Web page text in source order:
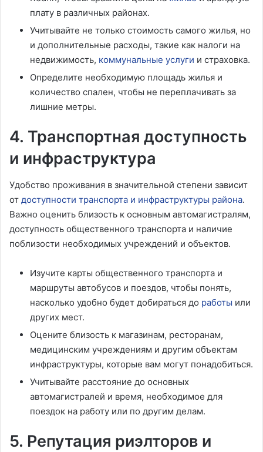
плату в различных районах.
Учитывайте не только стоимость самого жилья, но
и дополнительные расходы, такие как налоги на
недвижимость, коммунальные услуги и страховка.
Определите необходимую площадь жилья и
количество спален, чтобы не переплачивать за
лишние метры.
4. Транспортная доступность
и инфраструктура
Удобство проживания в значительной степени зависит
от доступности транспорта и инфраструктуры района.
Важно оценить близость к основным автомагистралям,
доступность общественного транспорта и наличие
поблизости необходимых учреждений и объектов.
Изучите карты общественного транспорта и
маршруты автобусов и поездов, чтобы понять,
насколько удобно будет добираться до работы или
других мест.
Оцените близость к магазинам, ресторанам,
медицинским учреждениям и другим объектам
инфраструктуры, которые вам могут понадобиться.
Учитывайте расстояние до основных
автомагистралей и время, необходимое для
поездок на работу или по другим делам.
5. Репутация риэлторов и